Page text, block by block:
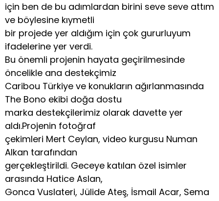
için ben de bu adımlardan birini seve seve attım
ve böylesine kıymetli
bir projede yer aldığım için çok gururluyum
ifadelerine yer verdi.
Bu önemli projenin hayata geçirilmesinde
öncelikle ana destekçimiz
Caribou Türkiye ve konukların ağırlanmasında
The Bono ekibi doğa dostu
marka destekçilerimiz olarak davette yer
aldı.Projenin fotoğraf
çekimleri Mert Ceylan, video kurgusu Numan
Alkan tarafından
gerçekleştirildi. Geceye katılan özel isimler
arasında Hatice Aslan,
Gonca Vuslateri, Jülide Ateş, İsmail Acar, Sema